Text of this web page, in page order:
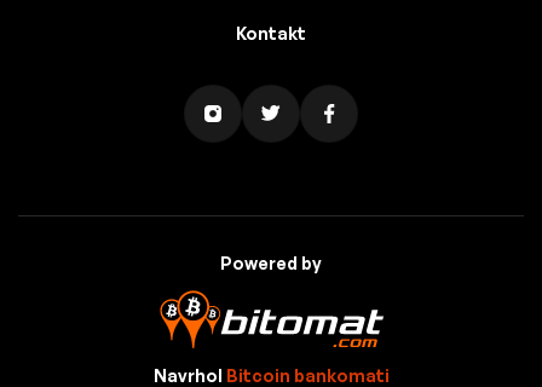
Kontakt
Powered by
Navrhol Bitcoin bankomati